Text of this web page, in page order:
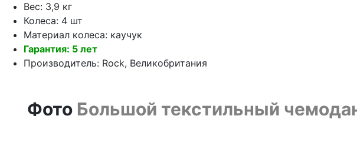
Вес: 3,9 кг
Колеса: 4 шт
Материал колеса: каучук
Гарантия: 5 лет
Производитель: Rock, Великобритания
Фото Большой текстильный